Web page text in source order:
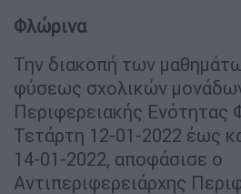
Φλώρινα
Την διακοπή των
φύσεως σχολικών
Περιφερειακής Ενότητας
Τετάρτη 12-01-2022 έως
14-01-2022, αποφάσισε ο
Αντιπεριφερειάρχης